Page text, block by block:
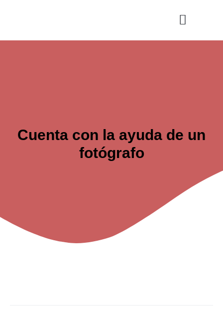
Cuenta con la ayuda de un
fotógrafo